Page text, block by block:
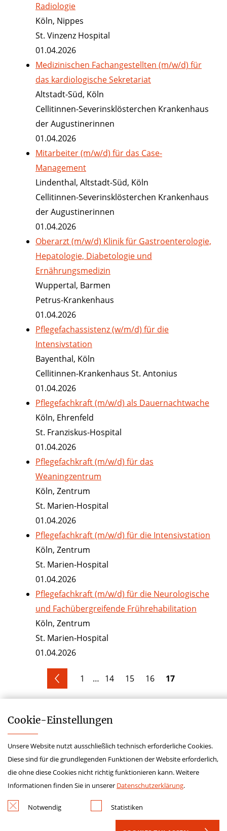
Radiologie
Köln, Nippes
St. Vinzenz Hospital
01.04.2026
Medizinischen Fachangestellten (m/w/d) für
das kardiologische Sekretariat
Altstadt-Süd, Köln
Cellitinnen-Severinsklösterchen Krankenhaus
der Augustinerinnen
01.04.2026
Mitarbeiter (m/w/d) für das Case-
Management
Lindenthal, Altstadt-Süd, Köln
Cellitinnen-Severinsklösterchen Krankenhaus
der Augustinerinnen
01.04.2026
Oberarzt (m/w/d) Klinik für Gastroenterologie,
Hepatologie, Diabetologie und
Ernährungsmedizin
Wuppertal, Barmen
Petrus-Krankenhaus
01.04.2026
Pflegefachassistenz (w/m/d) für die
Intensivstation
Bayenthal, Köln
Cellitinnen-Krankenhaus St. Antonius
01.04.2026
Pflegefachkraft (m/w/d) als Dauernachtwache
Köln, Ehrenfeld
St. Franziskus-Hospital
01.04.2026
Pflegefachkraft (m/w/d) für das
Weaningzentrum
Köln, Zentrum
St. Marien-Hospital
01.04.2026
Pflegefachkraft (m/w/d) für die Intensivstation
Köln, Zentrum
St. Marien-Hospital
01.04.2026
Pflegefachkraft (m/w/d) für die Neurologische
und Fachübergreifende Frührehabilitation
Köln, Zentrum
St. Marien-Hospital
01.04.2026
vorherige 1 … 14 15 16 17
Kontakt
Datenschutz
Cookie-­Einstellungen
Unsere Website nutzt ausschließlich technisch erforderliche Cookies.
Diese sind für die grundlegenden Funktionen der Website erforderlich,
die ohne diese Cookies nicht richtig funktionieren kann. Weitere
Informationen finden Sie in unserer Datenschutzerklärung.
Notwendig Statistiken